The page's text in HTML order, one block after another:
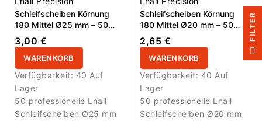
Schleifscheiben Körnung
180 Mittel Ø25 mm – 50
Stück
3,00 €
WARENKORB
Verfügbarkeit: 40 Auf
Lager
50 professionelle Lnail
Schleifscheiben Ø25 mm
Schleifscheiben Körnung
180 Mittel Ø20 mm – 50
Stück
2,65 €
WARENKORB
Verfügbarkeit: 40 Auf
Lager
50 professionelle Lnail
Schleifscheiben Ø20 mm
R